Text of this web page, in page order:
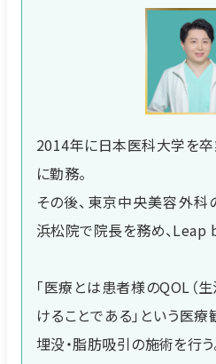
2014年に日本医科大学を
に勤務。
その後、東京中央美容外科
浜松院で院長を務め、
「医療とは患者様のQOL（
けることである」という医療
埋没・脂肪吸引の施術を行う